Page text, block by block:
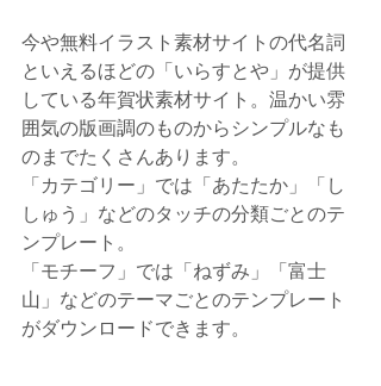
今や無料イラスト素材サイトの代名詞
といえるほどの「いらすとや」が提供
している年賀状素材サイト。温かい雰
囲気の版画調のものからシンプルなも
のまでたくさんあります。
「カテゴリー」では「あたたか」「し
しゅう」などのタッチの分類ごとのテ
ンプレート。
「モチーフ」では「ねずみ」「富士
山」などのテーマごとのテンプレート
がダウンロードできます。